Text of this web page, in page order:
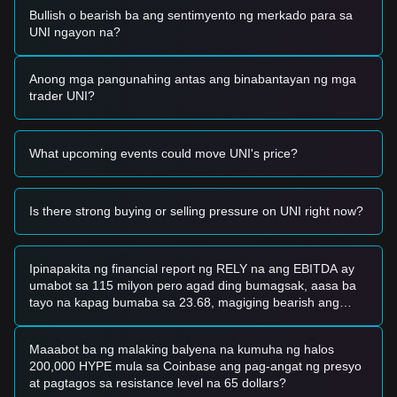
ng deflationary pressure.
•Paglago ng Ecosystem:
trading ng Uniswap v4 at nagpakita ng matagumpay na
product-market fit.
pag-ipon ng mga wallet ng institusyon malapit sa antas ng
$4.00 at rekord na outflows mula sa mga pangunahing
sa trading para sa sanggunian:
Potential na Zone ng Pagbili
• Kung ang presyo ng Uniswap ay lumapit sa zone ng
suporta na$3.80 - $3.90at ipakita ang mga senyales ng
term na pagkakataon sa pagbili.
• Kung matagumpay na masira ng presyo ng Uniswap ang
$4.30na may malaking pagtaas sa volume ng trading,
Bullish o bearish ba ang sentimyento ng merkado para sa
UNI ngayon na?
Anong mga pangunahing antas ang binabantayan ng mga
trader UNI?
What upcoming events could move UNI's price?
Is there strong buying or selling pressure on UNI right now?
Ipinapakita ng financial report ng RELY na ang EBITDA ay
umabot sa 115 milyon pero agad ding bumagsak, aasa ba
tayo na kapag bumaba sa 23.68, magiging bearish ang
Maaabot ba ng malaking balyena na kumuha ng halos
200,000 HYPE mula sa Coinbase ang pag-angat ng presyo
at pagtagos sa resistance level na 65 dollars?